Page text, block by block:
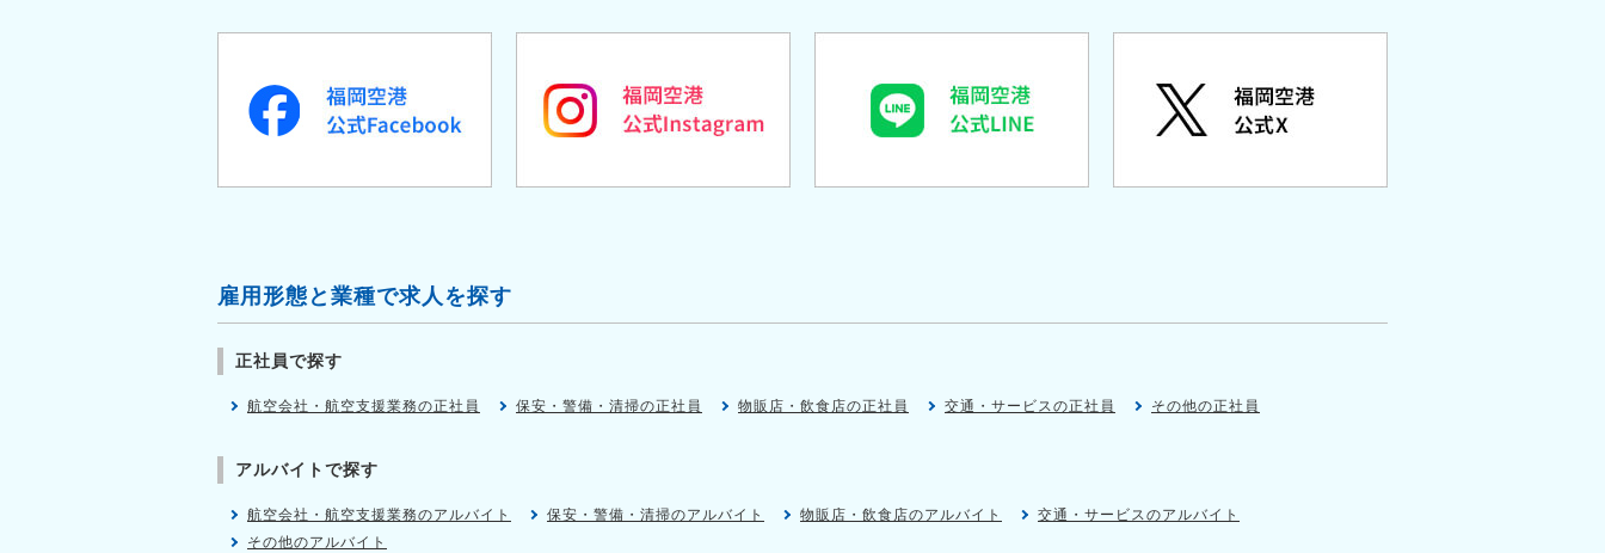
雇用形態と業種で求人を探す
正社員で探す
航空会社・航空支援業務の正社員 保安・警備・清掃の正社員 物販店・飲食店の正社員 交通・サービスの正社員 その他の正社員
アルバイトで探す
航空会社・航空支援業務のアルバイト 保安・警備・清掃のアルバイト 物販店・飲食店のアルバイト
交通・サービスのアルバイト
その他のアルバイト